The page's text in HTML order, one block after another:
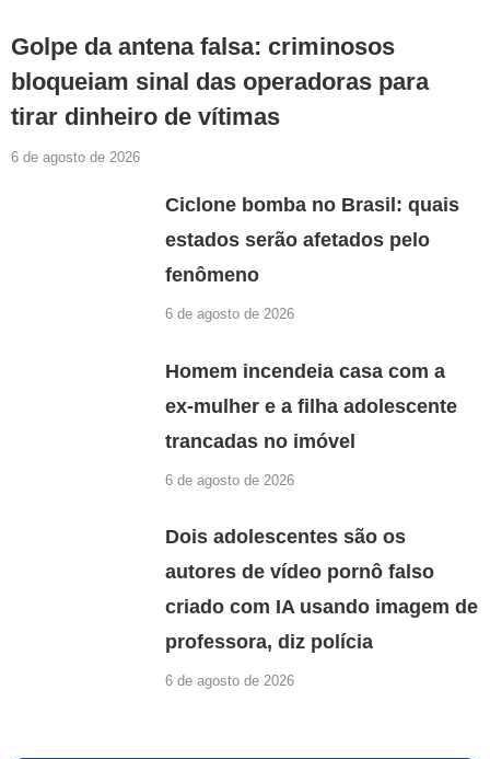
Golpe da antena falsa: criminosos
bloqueiam sinal das operadoras para
tirar dinheiro de vítimas
6 de agosto de 2026
Ciclone bomba no Brasil: quais
estados serão afetados pelo
fenômeno
6 de agosto de 2026
Homem incendeia casa com a
ex-mulher e a filha adolescente
trancadas no imóvel
6 de agosto de 2026
Dois adolescentes são os
autores de vídeo pornô falso
criado com IA usando imagem de
professora, diz polícia
6 de agosto de 2026